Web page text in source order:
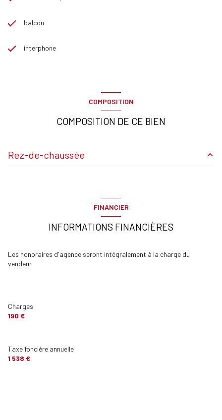
balcon
interphone
COMPOSITION
COMPOSITION DE CE BIEN
Rez-de-chaussée
balcon
FINANCIER
INFORMATIONS FINANCIÈRES
Les honoraires d'agence seront intégralement à la charge du
vendeur
Charges
190 €
Taxe foncière annuelle
1 538 €